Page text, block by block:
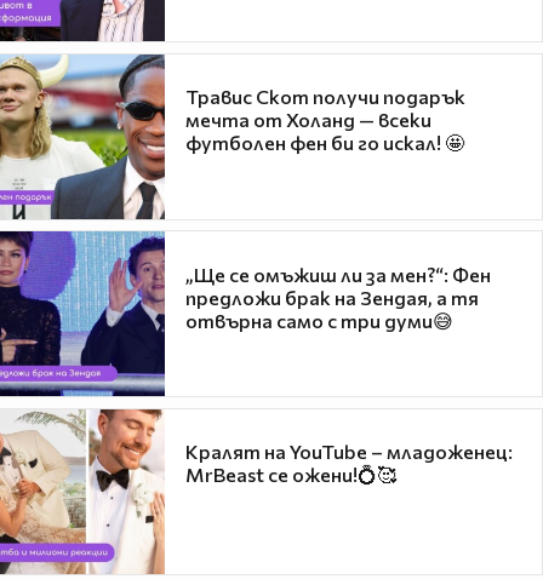
Травис Скот получи подарък
мечта от Холанд — всеки
футболен фен би го искал! 🤩
„Ще се омъжиш ли за мен?“: Фен
предложи брак на Зендая, а тя
отвърна само с три думи😅
Кралят на YouTube – младоженец:
MrBeast се ожени!💍🥰